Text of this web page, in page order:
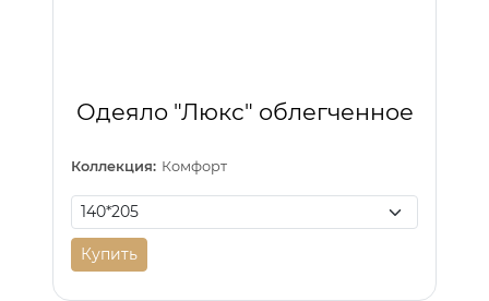
Одеяло "Люкс" облегченное
Коллекция: Комфорт
Купить